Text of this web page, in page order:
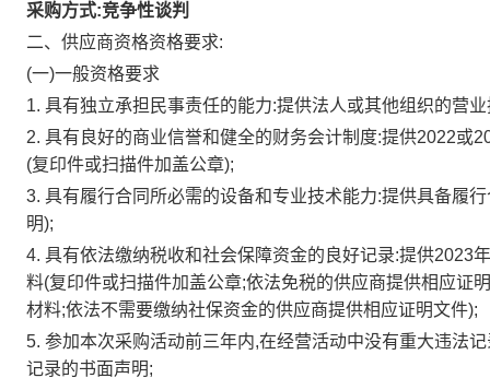
采购方式:竞争性谈判
二、供应商资格资格要求:
(一)一般资格要求
1. 具有独立承担民事责任的能力:提供法人或其他组织的营
2. 具有良好的商业信誉和健全的财务会计制度:提供2022或
(复印件或扫描件加盖公章);
3. 具有履行合同所必需的设备和专业技术能力:提供具备履
明);
4. 具有依法缴纳税收和社会保障资金的良好记录:提供2023
料(复印件或扫描件加盖公章;依法免税的供应商提供相应证
材料;依法不需要缴纳社保资金的供应商提供相应证明文件);
5. 参加本次采购活动前三年内,在经营活动中没有重大违法
记录的书面声明;